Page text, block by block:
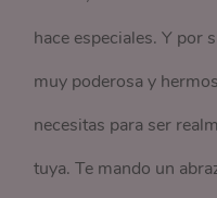
hace especiales. Y por
muy poderosa y
necesitas para ser
tuya. Te mando un